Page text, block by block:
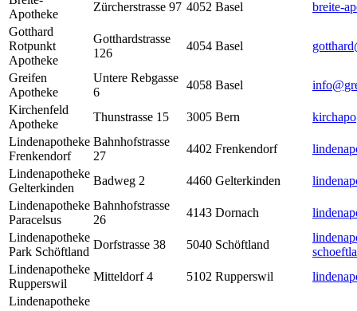
Apotheke
Zürcherstrasse 97 4052 Basel
breite-
Gotthard
Rotpunkt
Apotheke
Gotthardstrasse
126
4054 Basel
Greifen
Apotheke
Untere Rebgasse
6
4058 Basel
Kirchenfeld
Apotheke
Thunstrasse 15 3005 Bern
Lindenapotheke
Frenkendorf
Bahnhofstrasse
27
4402 Frenkendorf
Lindenapotheke
Gelterkinden
Badweg 2 4460 Gelterkinden
Lindenapotheke
Paracelsus
Bahnhofstrasse
26
4143 Dornach
Lindenapotheke
Park Schöftland
Dorfstrasse 38 5040 Schöftland
Lindenapotheke
Rupperswil
Mitteldorf 4 5102 Rupperswil
Lindenapotheke